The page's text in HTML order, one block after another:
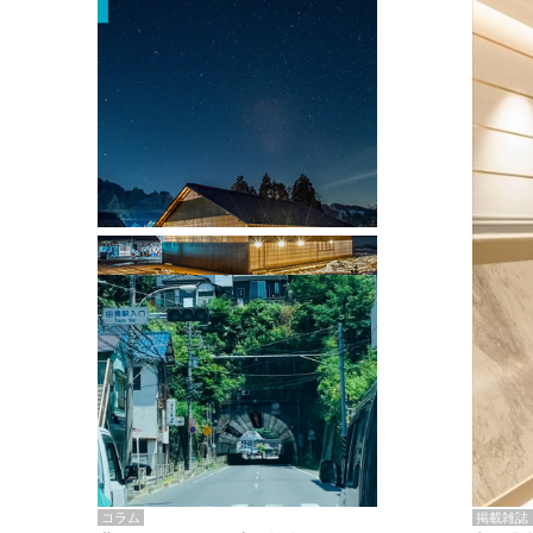
掲載雑誌
掲載雑誌・書籍
『街歩き研修「アールデコとモダニズ
ム、和風バロック」』のレポート記事が
掲載
コラム